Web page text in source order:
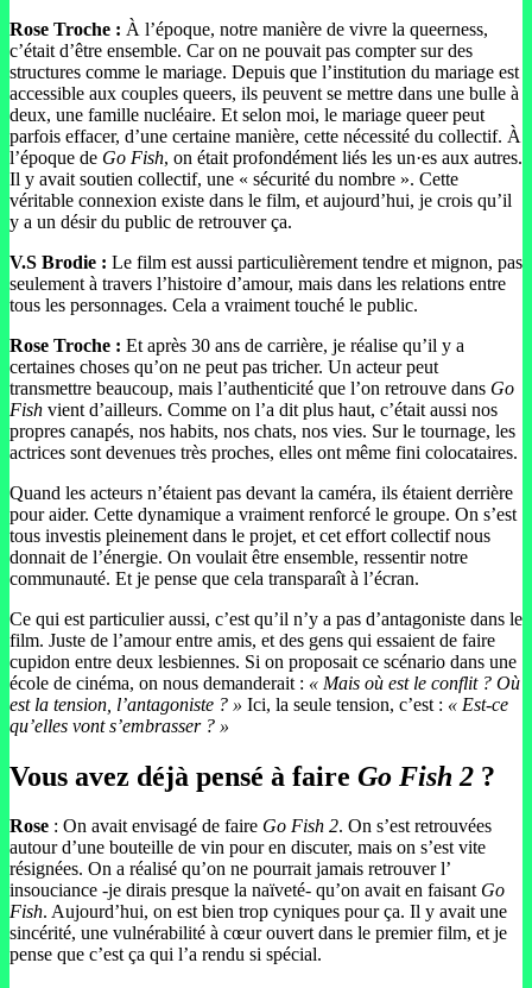
Rose Troche : À l’époque, notre manière de vivre la queerness,
c’était d’être ensemble. Car on ne pouvait pas compter sur des
structures comme le mariage. Depuis que l’institution du mariage est
accessible aux couples queers, ils peuvent se mettre dans une bulle à
deux, une famille nucléaire. Et selon moi, le mariage queer peut
parfois effacer, d’une certaine manière, cette nécessité du collectif. À
l’époque de Go Fish, on était profondément liés les un·es aux autres.
Il y avait soutien collectif, une « sécurité du nombre ». Cette
véritable connexion existe dans le film, et aujourd’hui, je crois qu’il
y a un désir du public de retrouver ça.
V.S Brodie : Le film est aussi particulièrement tendre et mignon, pas
seulement à travers l’histoire d’amour, mais dans les relations entre
tous les personnages. Cela a vraiment touché le public.
Rose Troche : Et après 30 ans de carrière, je réalise qu’il y a
certaines choses qu’on ne peut pas tricher. Un acteur peut
transmettre beaucoup, mais l’authenticité que l’on retrouve dans Go
Fish vient d’ailleurs. Comme on l’a dit plus haut, c’était aussi nos
propres canapés, nos habits, nos chats, nos vies. Sur le tournage, les
actrices sont devenues très proches, elles ont même fini colocataires.
Quand les acteurs n’étaient pas devant la caméra, ils étaient derrière
pour aider. Cette dynamique a vraiment renforcé le groupe. On s’est
tous investis pleinement dans le projet, et cet effort collectif nous
donnait de l’énergie. On voulait être ensemble, ressentir notre
communauté. Et je pense que cela transparaît à l’écran.
Ce qui est particulier aussi, c’est qu’il n’y a pas d’antagoniste dans le
film. Juste de l’amour entre amis, et des gens qui essaient de faire
cupidon entre deux lesbiennes. Si on proposait ce scénario dans une
école de cinéma, on nous demanderait : « Mais où est le conflit ? Où
est la tension, l’antagoniste ? » Ici, la seule tension, c’est : « Est-ce
qu’elles vont s’embrasser ? »
Vous avez déjà pensé à faire Go Fish 2 ?
Rose : On avait envisagé de faire Go Fish 2. On s’est retrouvées
autour d’une bouteille de vin pour en discuter, mais on s’est vite
résignées. On a réalisé qu’on ne pourrait jamais retrouver l’
insouciance -je dirais presque la naïveté- qu’on avait en faisant Go
Fish. Aujourd’hui, on est bien trop cyniques pour ça. Il y avait une
sincérité, une vulnérabilité à cœur ouvert dans le premier film, et je
pense que c’est ça qui l’a rendu si spécial.